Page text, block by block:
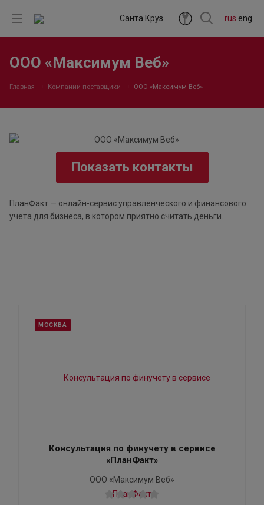
rus eng
Санта Круз
ООО «Максимум Веб»
Главная Компании поставщики ООО «Максимум Веб»
Показать контакты
ПланФакт — онлайн-сервис управленческого и финансового
учета для бизнеса, в котором приятно считать деньги.
МОСКВА
Консультация по финучету в сервисе
«ПланФакт»
ООО «Максимум Веб»